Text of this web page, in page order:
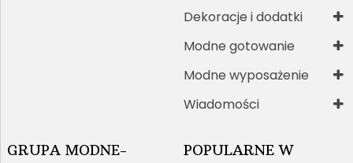
Dekoracje i dodatki
Modne gotowanie
Modne wyposażenie
Wiadomości
GRUPA MODNE-
POPULARNE W